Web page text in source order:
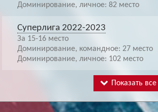
Доминирование, личное: 82 место
Суперлига 2022-2023
За 15-16 место
Доминирование, командное: 27 место
Доминирование, личное: 102 место
Показать